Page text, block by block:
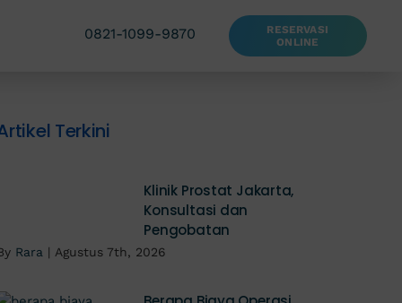
0821-1099-9870
RESERVASI
ONLINE
Terkini
Klinik Prostat Jakarta,
Konsultasi dan
Pengobatan
Rara | Agustus 7th, 2026